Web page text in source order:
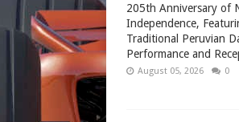
205th Anniversary of
Independence,
Traditional Peruvian
Performance and
August 05, 2026 0